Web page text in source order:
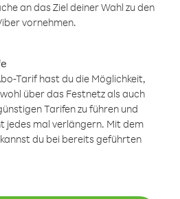
an das Ziel deiner Wahl zu den
vornehmen.
Tarif hast du die Möglichkeit,
über das Festnetz als auch
Tarifen zu führen und
jedes mal verlängern. Mit dem
du bei bereits geführten